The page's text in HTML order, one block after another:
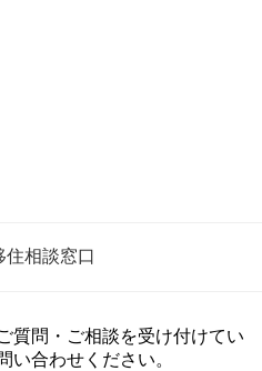
住相談窓口
質問・ご相談を受け付けてい
い合わせください。